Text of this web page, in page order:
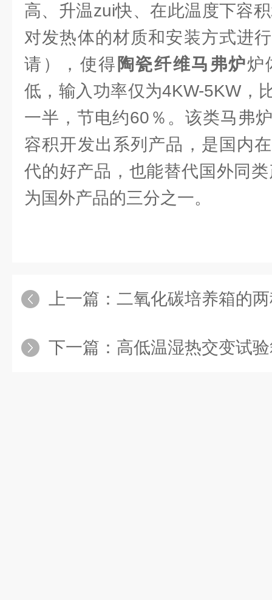
高、升温zui快、在此温度下容
对发热体的材质和安装方式进
请），使得 陶瓷纤维马弗炉炉
低，输入功率仅为4KW-5KW，
一半，节电约60％。该类马弗
容积开发出系列产品，是国内
代的好产品，也能替代国外同
为国外产品的三分之一。
上一篇： 二氧化碳培养箱的
下一篇： 高低温湿热交变试